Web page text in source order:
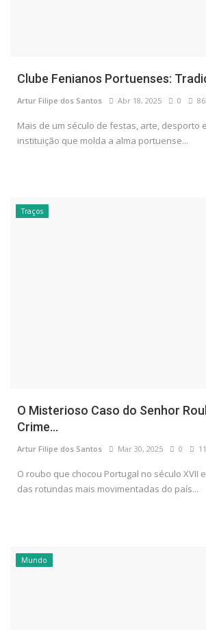
Clube Fenianos Portuenses:
Artur Filipe dos Santos Abr 18, 2025 0
Mais de um século de festas, arte, desporto
instituição que molda a alma portuense...
Traços
O Misterioso Caso do Senhor
Crime...
Artur Filipe dos Santos Mar 30, 2025 0
O roubo que chocou Portugal no século XVII
das rotundas mais movimentadas do país...
Mundo